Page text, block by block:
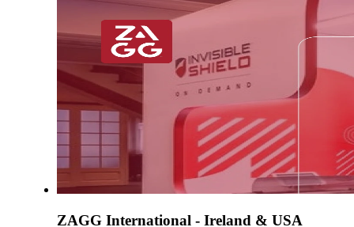
ZAGG International - Ireland & USA